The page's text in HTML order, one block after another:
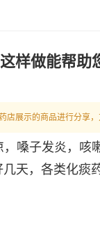
样做能帮助
店展示的商品进行分享
嗓子发炎，
天，各类化痰